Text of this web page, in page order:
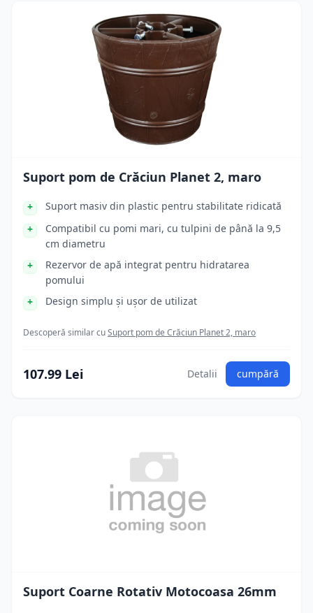
Suport pom de Crăciun Planet 2, maro
Suport masiv din plastic pentru stabilitate ridicată
Compatibil cu pomi mari, cu tulpini de până la 9,5
cm diametru
Rezervor de apă integrat pentru hidratarea
pomului
Design simplu și ușor de utilizat
Descoperă similar cuSuport pom de Crăciun Planet 2, maro
107.99 Lei Detalii cumpără
Suport Coarne Rotativ Motocoasa 26mm